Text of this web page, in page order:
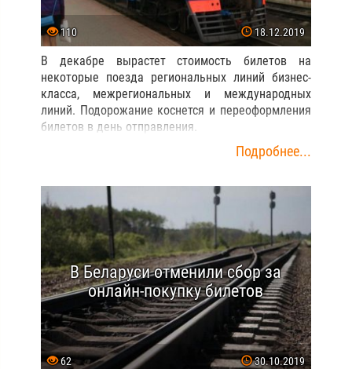
110 18.12.2019
В декабре вырастет стоимость билетов на
некоторые поезда региональных линий бизнес-
класса, межрегиональных и международных
линий. Подорожание коснется и переоформления
билетов в день отправления.
Подробнее...
В Беларуси отменили сбор за
онлайн-покупку билетов
62 30.10.2019